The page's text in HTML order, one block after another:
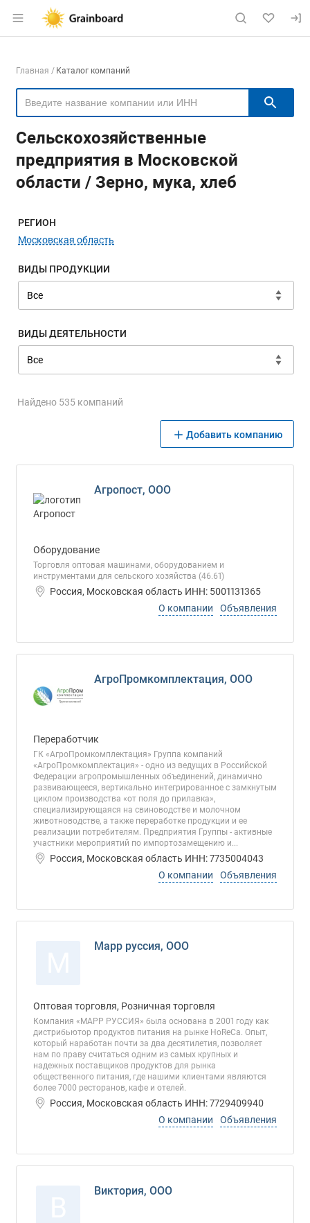
Раздел навигации по сайту
Навигация по компаниям
Главная Каталог компаний
Сельскохозяйственные
предприятия в Московской
области / Зерно, мука, хлеб
Меню навигации
РЕГИОН
Московская область
ВИДЫ ПРОДУКЦИИ
ВИДЫ ДЕЯТЕЛЬНОСТИ
Найдено 535 компаний
Добавить компанию
Агропост, ООО
Оборудование
Торговля оптовая машинами, оборудованием и
инструментами для сельского хозяйства (46.61)
Россия, Московская область ИНН: 5001131365
О компании
Объявления
АгроПромкомплектация, ООО
Переработчик
ГК «АгроПромкомплектация» Группа компаний
«АгроПромкомплектация» - одно из ведущих в Российской
Федерации агропромышленных объединений, динамично
развивающееся, вертикально интегрированное с замкнутым
циклом производства «от поля до прилавка»,
специализирующаяся на свиноводстве и молочном
животноводстве, а также переработке продукции и ее
реализации потребителям. Предприятия Группы - активные
участники мероприятий по импортозамещению и...
Россия, Московская область ИНН: 7735004043
О компании
Объявления
Марр руссия, ООО
Оптовая торговля, Розничная торговля
Компания «МАРР РУССИЯ» была основана в 2001 году как
дистрибьютор продуктов питания на рынке HoReCa. Опыт,
который наработан почти за два десятилетия, позволяет
нам по праву считаться одним из самых крупных и
надежных поставщиков продуктов для рынка
общественного питания, где нашими клиентами являются
более 7000 ресторанов, кафе и отелей.
Россия, Московская область ИНН: 7729409940
О компании
Объявления
Виктория, ООО